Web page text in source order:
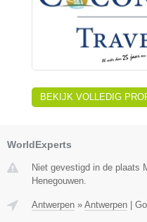
BEKIJK VOLLEDIG
WorldExperts
Niet gevestigd in de plaats
Henegouwen.
Antwerpen » Antwerpen